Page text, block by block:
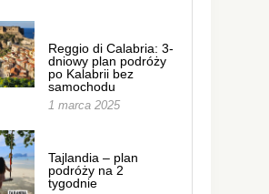
Reggio di Calabria: 3-
dniowy plan podróży
po Kalabrii bez
samochodu
1 marca 2025
Tajlandia – plan
podróży na 2
tygodnie